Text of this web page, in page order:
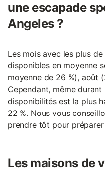
une escapade
Angeles ?
Les mois avec les plus
disponibles en moyenne
moyenne de 26 %), août
Cependant, même
disponibilités est la plus
22 %. Nous vous
prendre tôt pour préparer
Les maisons de